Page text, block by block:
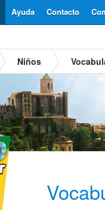
Contacto
Ayuda
Niños